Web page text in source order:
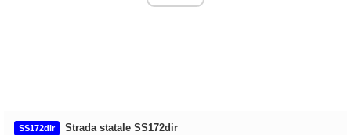
SS172dir
Strada statale SS172dir